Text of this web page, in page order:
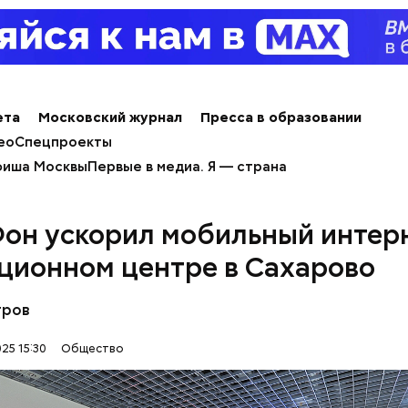
Московский журнал
Пресса в образовании
Спецпроекты
МосквыПервые в медиа. Я — страна
ускорил мобильный
центре в Сахарово
15:30 Общество